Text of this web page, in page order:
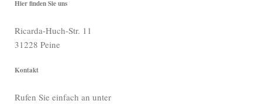
Hier finden Sie uns
Ricarda-Huch-Str. 11
31228 Peine
Kontakt
Rufen Sie einfach an unter